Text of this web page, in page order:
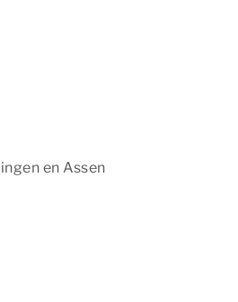
en Assen